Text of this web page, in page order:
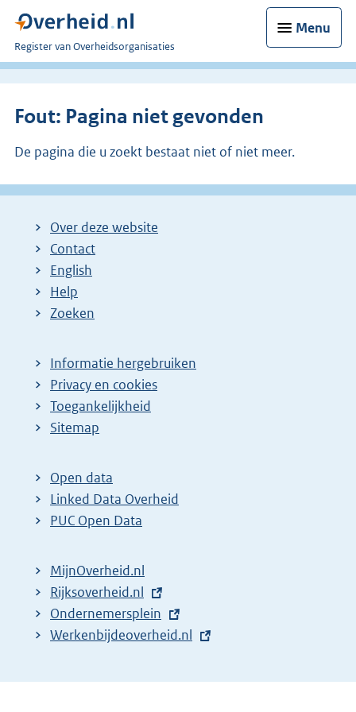
Menu
U
bent
Register van Overheidsorganisaties
Fout: Pagina niet gevonden
De pagina die u zoekt bestaat niet of niet meer.
Over deze website
Contact
English
Help
Zoeken
Informatie hergebruiken
Privacy en cookies
Toegankelijkheid
Sitemap
Open data
Linked Data Overheid
PUC Open Data
MijnOverheid.nl
E
x
t
r
Rijksoverheid.nl
E
x
e
Ondernemersplein
E
t
Werkenbijdeoverheid.nl